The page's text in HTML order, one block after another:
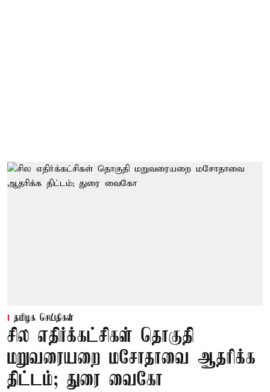
தமிழக செய்திகள்
சில எதிர்க்கட்சிகள் தொகுதி
மறுவரையறை மசோதாவை ஆதரிக்க
திட்டம்; துரை வைகோ